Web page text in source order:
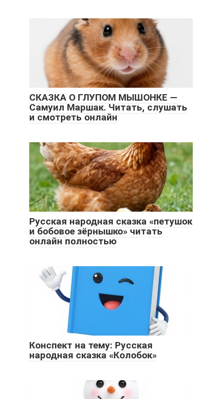
СКАЗКА О ГЛУПОМ МЫШОНКЕ —
Самуил Маршак. Читать, слушать
и смотреть онлайн
Русская народная сказка «петушок
и бобовое зёрнышко» читать
онлайн полностью
Конспект на тему: Русская
народная сказка «Колобок»